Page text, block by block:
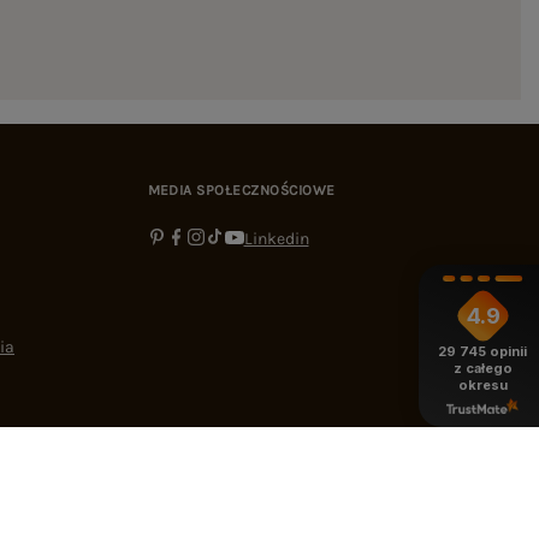
MEDIA SPOŁECZNOŚCIOWE
Linkedin
4.9
29 745 opinii
z całego
okresu